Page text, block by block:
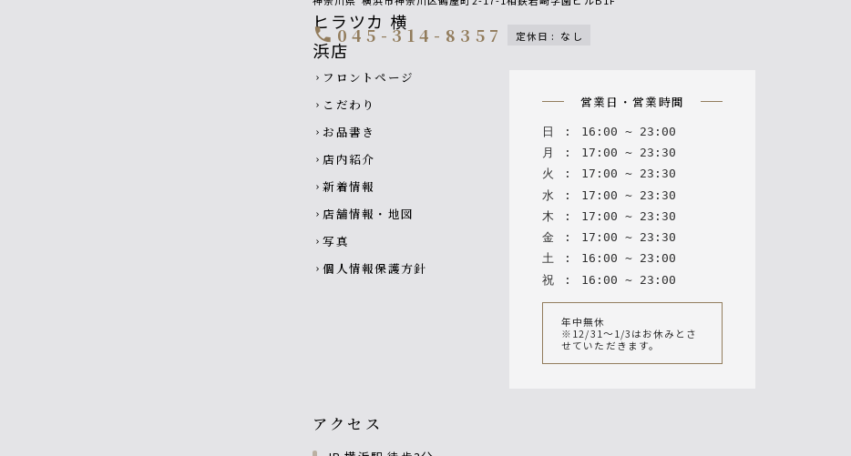
call 045-314-8357 定休日 : なし
Footer navigation
chevron_right フロントページ
chevron_right こだわり
chevron_right お品書き
chevron_right 店内紹介
chevron_right 新着情報
chevron_right 店舗情報・地図
chevron_right 写真
chevron_right 個人情報保護方針
営業日・営業時間
日 : 16 : 00 ~ 23 : 00
月
: 17 : 00 ~ 23 : 30
火
: 17 : 00 ~ 23 : 30
水
: 17 : 00 ~ 23 : 30
木
: 17 : 00 ~ 23 : 30
金
: 17 : 00 ~ 23 : 30
土
: 16 : 00 ~ 23 : 00
祝 : 16 : 00 ~ 23 : 00
年中無休
※12/31～1/3はお休みとさ
せていただきます。
アクセス